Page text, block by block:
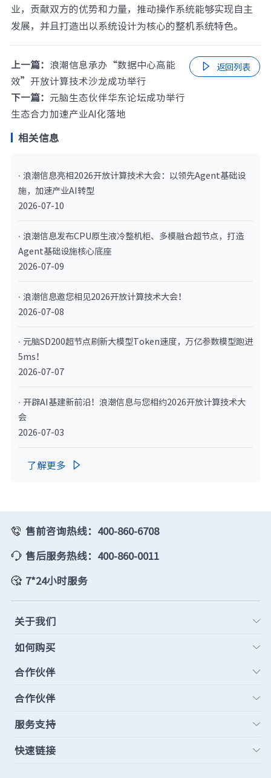
业，贡献双方的优势和力量，推动操作系统能够实现自主
发展，并且打造出以系统设计为核心的整机系统特色。
上一篇： 浪潮信息承办“数据中心高能
效”开放计算技术沙龙成功举行
下一篇： 元脑生态伙伴华东论坛成功举行
生态合力加速产业AI化落地
 返回列表
相关信息
· 浪潮信息亮相2026开放计算技术大会：以领先Agent基础设
施，加速产业AI转型
2026-07-10
· 浪潮信息发布CPU原生液冷整机柜、多模融合超节点，打造
Agent基础设施核心底座
2026-07-09
· 浪潮信息邀您相见2026开放计算技术大会！
2026-07-08
· 元脑SD200超节点刷新大模型Token速度，万亿参数模型跑进
5ms！
2026-07-07
· 开辟AI基建新前沿！浪潮信息与您相约2026开放计算技术大
会
2026-07-03
了解更多 
售前咨询热线：400-860-6708
售后服务热线：400-860-0011
7*24小时服务
关于我们
如何购买
合作伙伴
合作伙伴
服务支持
快速链接